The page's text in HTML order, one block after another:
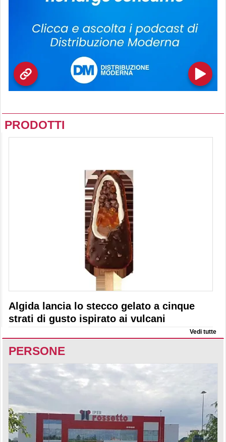
PRODOTTI
Algida lancia lo stecco gelato a cinque
strati di gusto ispirato ai vulcani
Vedi tutte
PERSONE